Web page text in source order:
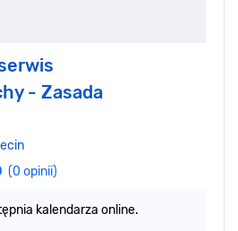
- Zasada
(0 opinii)
kalendarza online.